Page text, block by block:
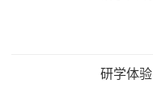
研学体验